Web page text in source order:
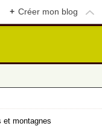
+ Créer mon blog
et montagnes